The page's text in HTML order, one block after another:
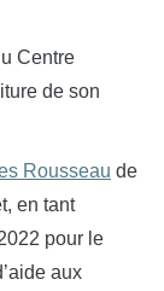
Centre
de son
Rousseau de
en tant
pour le
aux